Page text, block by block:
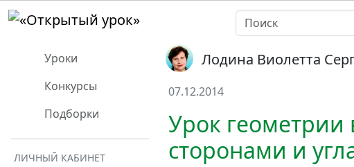
Уроки
Конкурсы
Подборки
ЛИЧНЫЙ КАБИНЕТ
Лодина Виолетта
07.12.2014
Урок геометрии
сторонами и